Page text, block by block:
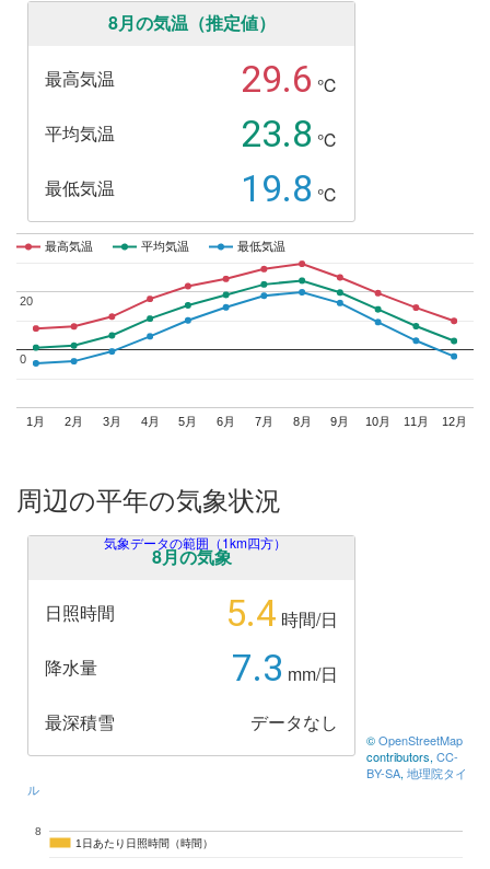
8月の気温（推定値）
最高気温 29.6 ℃
平均気温
23.8 ℃
最低気温
19.8 ℃
1月 2月 3月 4月 5月 6月 7月 8月 9月 10月 11月 12月
0
0
20
20
最高気温
最高気温 平均気温
平均気温 最低気温
最低気温
周辺の平年の気象状況
8月の気象
日照時間 5.4 時間/日
降水量
7.3 mm/日
最深積雪
データなし
気象データの範囲（1km四方）
©OpenStreetMap
contributors,CC-
BY-SA,地理院タイ
ル
8
1日あたり日照時間（時間）
1日あたり日照時間（時間）